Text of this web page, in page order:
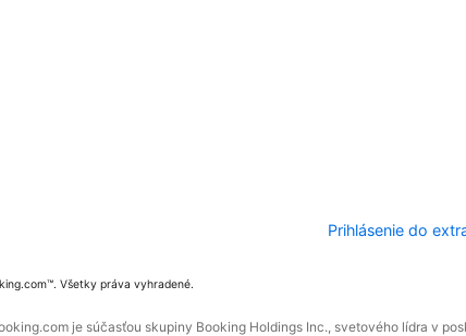
Prihlásenie do
Všetky práva vyhradené.
je súčasťou skupiny Booking Holdings Inc., svetového lídra v